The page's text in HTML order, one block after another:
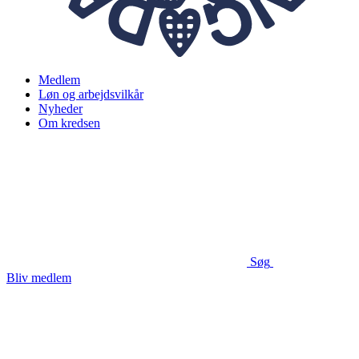
Medlem
Løn og arbejdsvilkår
Nyheder
Om kredsen
Søg
Bliv medlem